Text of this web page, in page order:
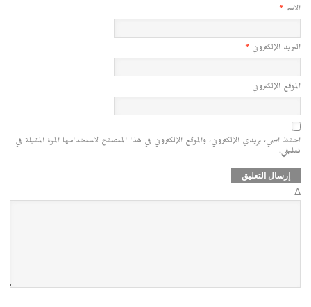
الاسم *
البريد الإلكتروني *
الموقع الإلكتروني
احفظ اسمي، بريدي الإلكتروني، والموقع الإلكتروني في هذا المتصفح لاستخدامها المرة المقبلة في
تعليقي.
Δ